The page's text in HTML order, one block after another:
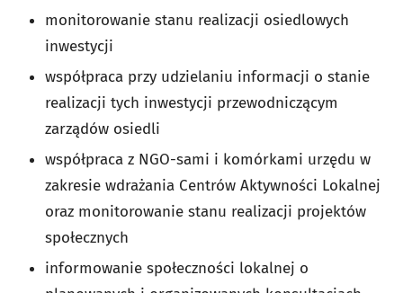
monitorowanie stanu realizacji osiedlowych
inwestycji
współpraca przy udzielaniu informacji o stanie
realizacji tych inwestycji przewodniczącym
zarządów osiedli
współpraca z NGO-sami i komórkami urzędu w
zakresie wdrażania Centrów Aktywności Lokalnej
oraz monitorowanie stanu realizacji projektów
społecznych
informowanie społeczności lokalnej o